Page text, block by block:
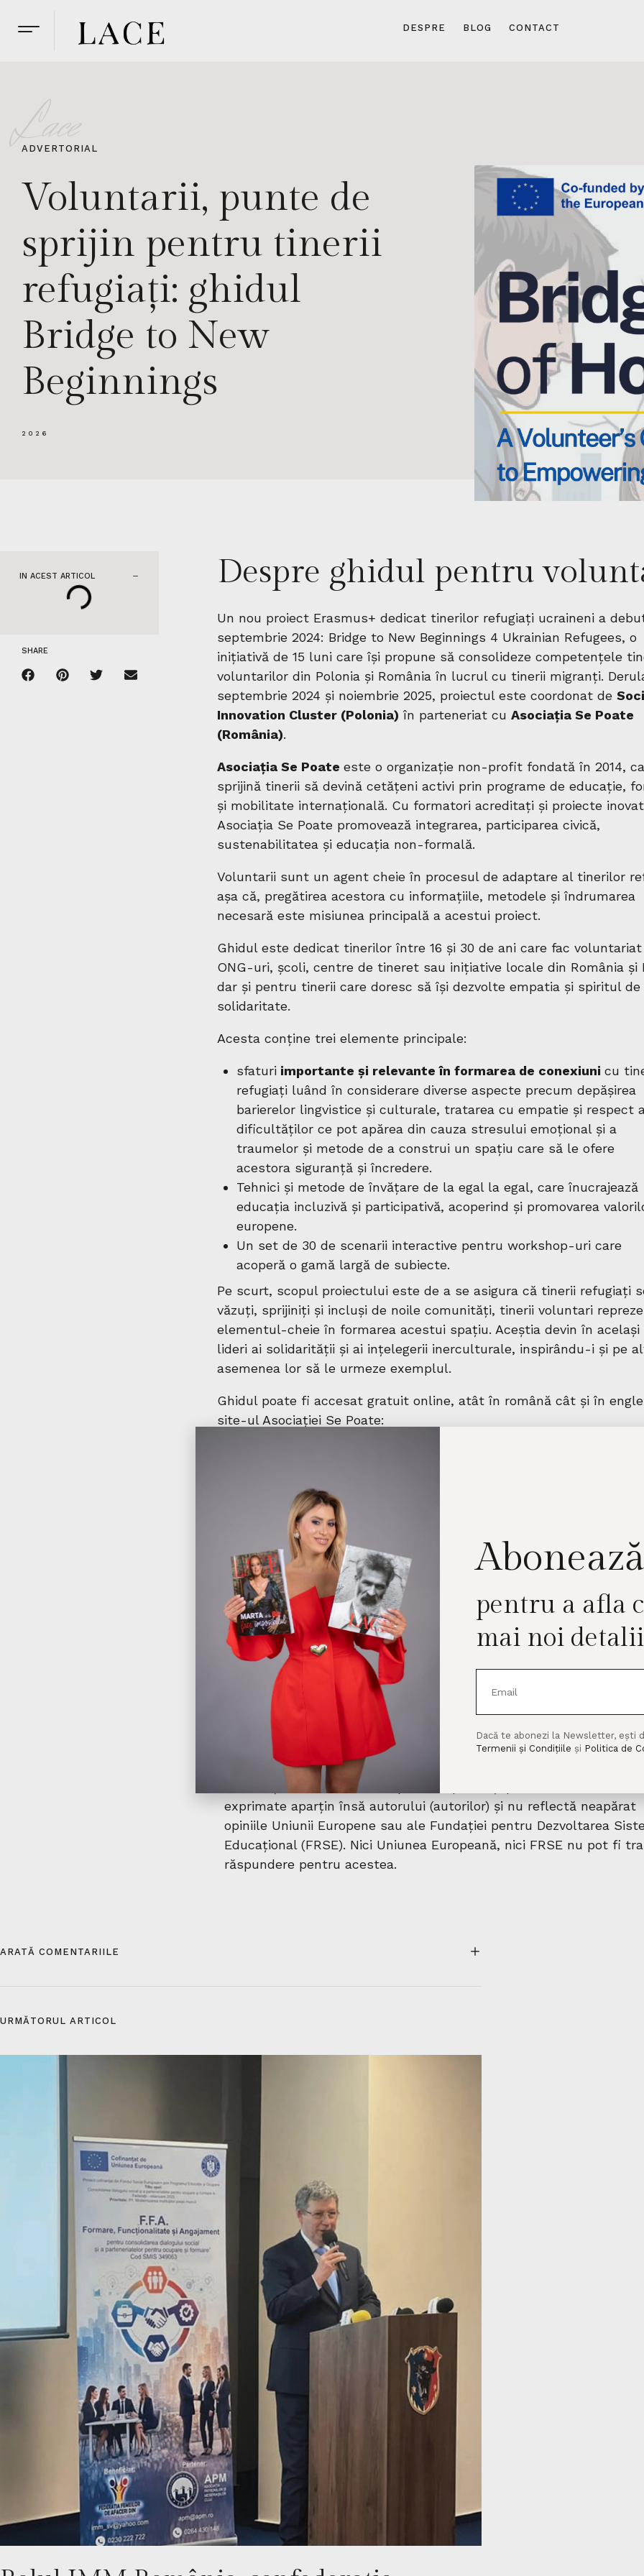
DESPRE BLOG CONTACT
Lace
ADVERTORIAL
Voluntarii, punte de
sprijin pentru tinerii
refugiați: ghidul
Bridge to New
Beginnings
2026
IN ACEST ARTICOL
SHARE
Despre ghidul pentru
Un nou proiect Erasmus+ dedicat tinerilor refugiați ucraineni a
septembrie 2024: Bridge to New Beginnings 4 Ukrainian Refugees, o
inițiativă de 15 luni care își propune să consolideze competențele
voluntarilor din Polonia și România în lucrul cu tinerii migranți.
septembrie 2024 și noiembrie 2025, proiectul este coordonat de
Innovation Cluster (Polonia) în parteneriat cuAsociația Se Poate
(România).
Asociația Se Poateeste o organizație non-profit fondată în 2014,
sprijină tinerii să devină cetățeni activi prin programe de educație,
și mobilitate internațională. Cu formatori acreditați și proiecte
Asociația Se Poate promovează integrarea, participarea civică,
sustenabilitatea și educația non-formală.
Voluntarii sunt un agent cheie în procesul de adaptare al tinerilor
așa că, pregătirea acestora cu informațiile, metodele și îndrumarea
necesară este misiunea principală a acestui proiect.
Ghidul este dedicat tinerilor între 16 și 30 de ani care fac
ONG-uri, școli, centre de tineret sau inițiative locale din România și
dar și pentru tinerii care doresc să își dezvolte empatia și spiritul de
solidaritate.
Acesta conține trei elemente principale:
sfaturi importante și relevante în formarea de conexiunicu
refugiați luând în considerare diverse aspecte precum depășirea
barierelor lingvistice și culturale, tratarea cu empatie și respect
dificultăților ce pot apărea din cauza stresului emoțional și a
traumelor și metode de a construi un spațiu care să le ofere
acestora siguranță și încredere.
Tehnici și metode de învățare de la egal la egal, care înucrajează
educația incluzivă și participativă, acoperind și promovarea
europene.
Un set de 30 de scenarii interactive pentru workshop-uri care
acoperă o gamă largă de subiecte.
Pe scurt, scopul proiectului este de a se asigura că tinerii refugiați
văzuți, sprijiniți și incluși de noile comunități, tinerii voluntari
elementul-cheie în formarea acestui spațiu. Aceștia devin în
lideri ai solidarității și ai ințelegerii inerculturale, inspirându-i și pe
asemenea lor să le urmeze exemplul.
Ghidul poate fi accesat gratuit online, atât în română cât și în
site-ul Asociației Se Poate:
Cofinanțat de Uniunea Europeană. Opiniile și punctele de vedere
exprimate aparțin însă autorului (autorilor) și nu reflectă neapărat
opiniile Uniunii Europene sau ale Fundației pentru Dezvoltarea
Educațional (FRSE). Nici Uniunea Europeană, nici FRSE nu pot fi
răspundere pentru acestea.
ARATĂ COMENTARIILE
URMĂTORUL ARTICOL​
pentru a afla
mai noi detalii​
Dacă te abonezi la Newsletter, ești
Termenii și Condițiile și Politica de